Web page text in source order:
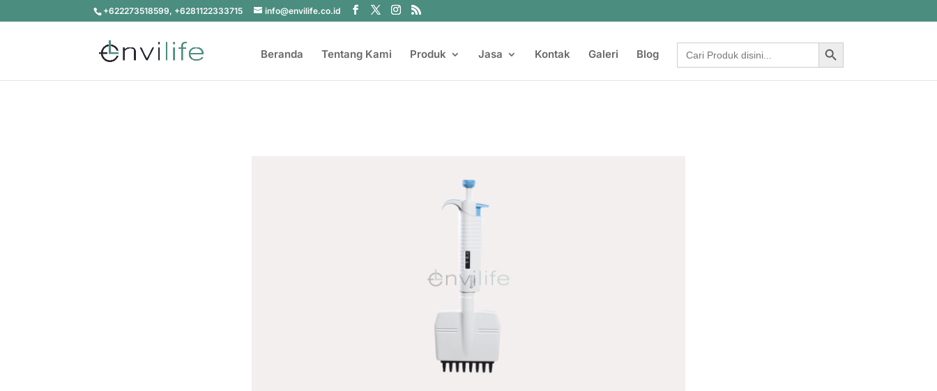
+622273518599, +6281122333715 info@envilife.co.id
Beranda Tentang Kami Produk Jasa Kontak Galeri Blog
Search
for:
Search Button